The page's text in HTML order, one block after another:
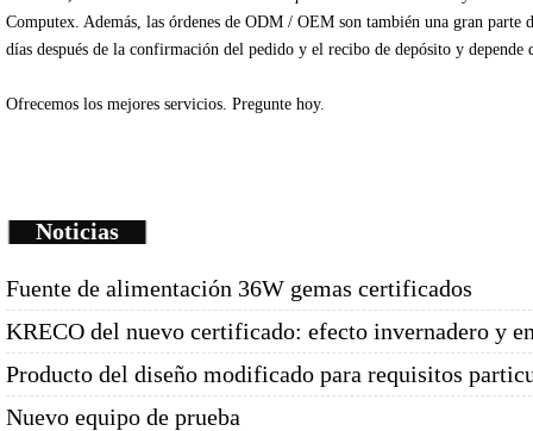
Computex Además , las órdenes de ODM / OEM son también una gran parte
días después de la confirmación del pedido y el recibo de depósito y depende
Ofrecemos los mejores servicios. Pregunte hoy.
Noticias
Fuente de alimentación 36W gemas certificados
KRECO del nuevo certificado: efecto invernadero y
Producto del diseño modificado para requisitos
Nuevo equipo de prueba